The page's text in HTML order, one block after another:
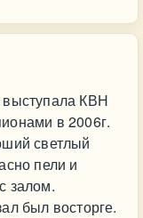
КВН
в 2006г.
светлый
пели и
залом.
был восторге.